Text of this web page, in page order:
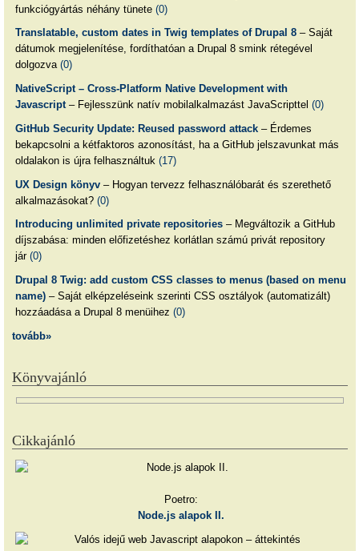
funkciógyártás néhány tünete (0)
Translatable, custom dates in Twig templates of Drupal 8– Saját
dátumok megjelenítése, fordíthatóan a Drupal 8 smink rétegével
dolgozva (0)
NativeScript – Cross-Platform Native Development with
Javascript– Fejlesszünk natív mobilalkalmazást JavaScripttel (0)
GitHub Security Update: Reused password attack– Érdemes
bekapcsolni a kétfaktoros azonosítást, ha a GitHub jelszavunkat más
oldalakon is újra felhasználtuk (17)
UX Design könyv– Hogyan tervezz felhasználóbarát és szerethető
alkalmazásokat? (0)
Introducing unlimited private repositories– Megváltozik a GitHub
díjszabása: minden előfizetéshez korlátlan számú privát repository
jár (0)
Drupal 8 Twig: add custom CSS classes to menus (based on menu
name)– Saját elképzeléseink szerinti CSS osztályok (automatizált)
hozzáadása a Drupal 8 menüihez (0)
tovább»
Könyvajánló
Cikkajánló
Poetro:
Node.js alapok II.